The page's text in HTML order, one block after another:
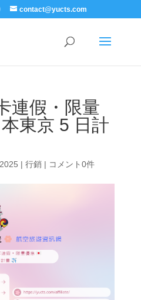
contact@yucts.com
連假・限量
東京 5 日計
| 行銷| コメント0件